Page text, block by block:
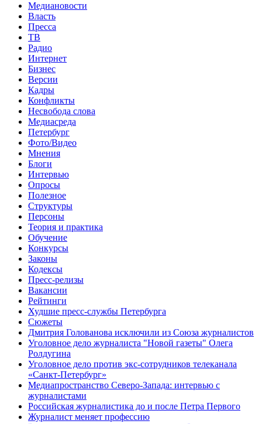
Медиановости
Власть
Пресса
ТВ
Радио
Интернет
Бизнес
Версии
Кадры
Конфликты
Несвобода слова
Медиасреда
Петербург
Фото/Видео
Мнения
Блоги
Интервью
Опросы
Полезное
Структуры
Персоны
Теория и практика
Обучение
Конкурсы
Законы
Кодексы
Пресс-релизы
Вакансии
Рейтинги
Худшие пресс-службы Петербурга
Сюжеты
Дмитрия Голованова исключили из Союза журналистов
Уголовное дело журналиста "Новой газеты" Олега
Ролдугина
Уголовное дело против экс-сотрудников телеканала
«Санкт-Петербург»
Медиапространство Северо-Запада: интервью с
журналистами
Российская журналистика до и после Петра Первого
Журналист меняет профессию